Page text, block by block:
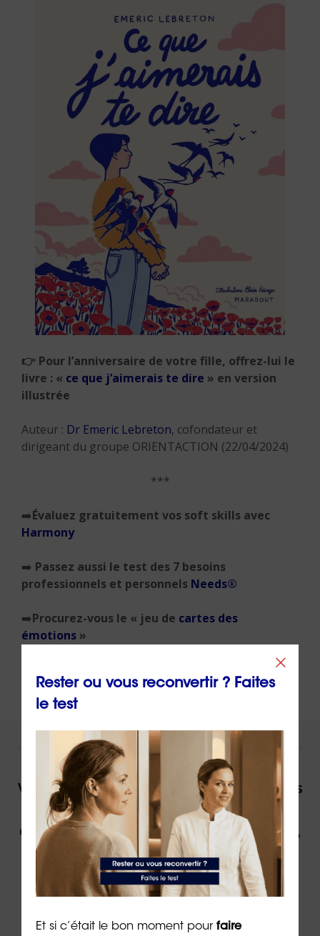
👉 Pour l’anniversaire de votre fille, offrez-lui le
livre : « ce que j’aimerais te dire » en version
illustrée
Auteur : Dr Emeric Lebreton, cofondateur et
dirigeant du groupe ORIENTACTION (22/04/2024)
***
➡️Évaluez gratuitement vos soft skills avec
Harmony
➡️ Passez aussi le test des 7 besoins
professionnels et personnels Needs®
➡️Procurez-vous le « jeu de cartes des
émotions »
NOUS VOUS ACCOMPAGNONS !
Vous souhaitez être accompagné(e) dans
votre reconversion ou dans votre
évolution professionnelle par un expert,
contactez ORIENTACTION.
Rester ou vous reconvertir ? Faites
le test
Et si c’était le bon moment pour faire